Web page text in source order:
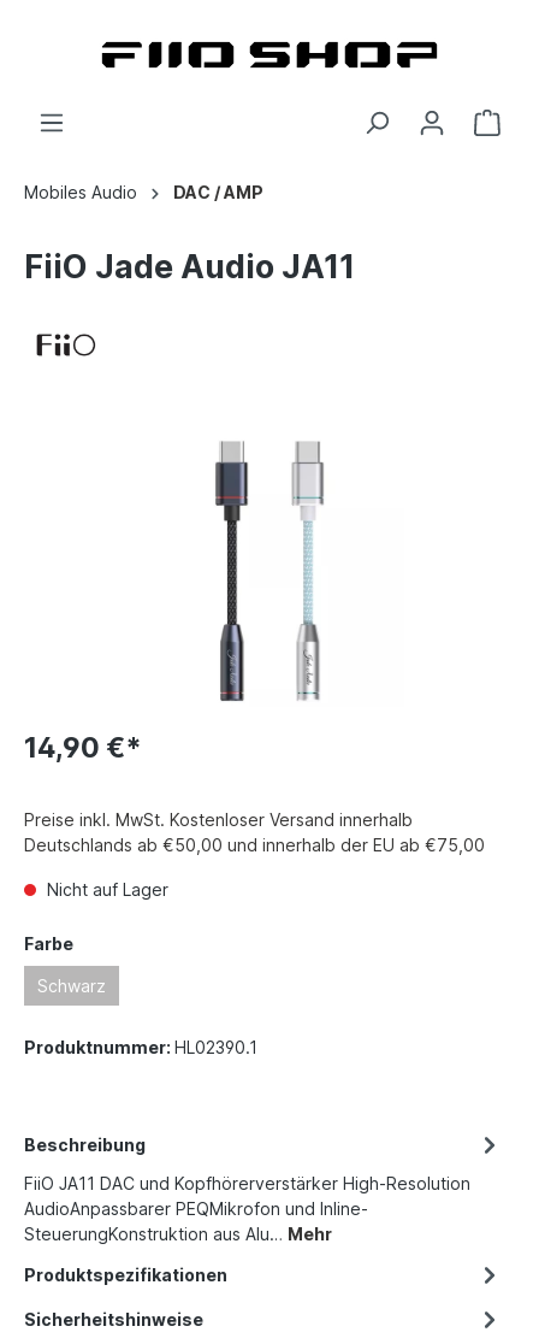
Mobiles Audio DAC / AMP
FiiO Jade Audio JA11
14,90 €*
Preise inkl. MwSt. Kostenloser Versand innerhalb
Deutschlands ab €50,00 und innerhalb der EU ab €75,00
Nicht auf Lager
Farbe
Schwarz
Produktnummer: HL02390.1
Beschreibung
FiiO JA11 DAC und Kopfhörerverstärker High-Resolution
AudioAnpassbarer PEQMikrofon und Inline-
SteuerungKonstruktion aus Alu… Mehr
Produktspezifikationen
Sicherheitshinweise